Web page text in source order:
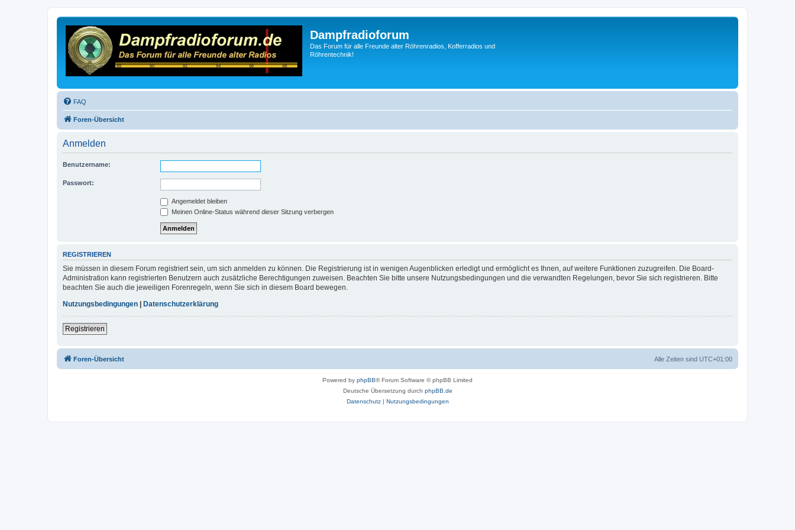
Dampfradioforum
Das Forum für alle Freunde alter Röhrenradios, Kofferradios und
Röhrentechnik!
FAQ
Foren-Übersicht
Anmelden
Benutzername:
Passwort:
Angemeldet bleiben
Meinen Online-Status während dieser Sitzung verbergen
REGISTRIEREN
Sie müssen in diesem Forum registriert sein, um sich anmelden zu können. Die Registrierung ist in wenigen Augenblicken erledigt und ermöglicht es Ihnen, auf weitere Funktionen zuzugreifen. Die Board-
Administration kann registrierten Benutzern auch zusätzliche Berechtigungen zuweisen. Beachten Sie bitte unsere Nutzungsbedingungen und die verwandten Regelungen, bevor Sie sich registrieren. Bitte
beachten Sie auch die jeweiligen Forenregeln, wenn Sie sich in diesem Board bewegen.
Nutzungsbedingungen | Datenschutzerklärung
Registrieren
Foren-Übersicht Alle Zeiten sind UTC+01:00
Powered by phpBB® Forum Software © phpBB Limited
Deutsche Übersetzung durch phpBB.de
Datenschutz| Nutzungsbedingungen